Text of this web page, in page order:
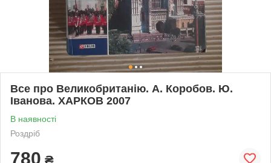
Все про Великобританію. А. Коробов. Ю.
Іванова. ХАРКОВ 2007
В наявності
Роздріб
780